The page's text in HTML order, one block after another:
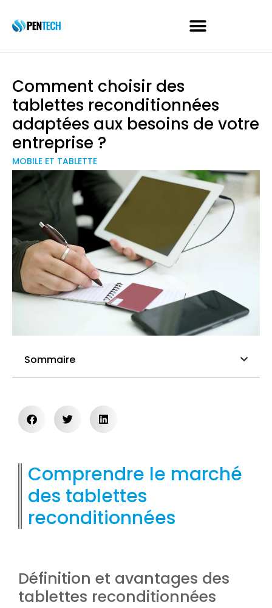
Comment choisir des
tablettes reconditionnées
adaptées aux besoins de votre
entreprise ?
MOBILE ET TABLETTE
Sommaire
Comprendre le marché
des tablettes
reconditionnées
Définition et avantages des
tablettes reconditionnées